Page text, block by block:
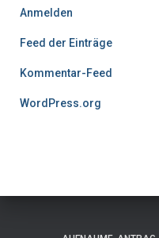
Anmelden
Feed der Einträge
Kommentar-Feed
WordPress.org